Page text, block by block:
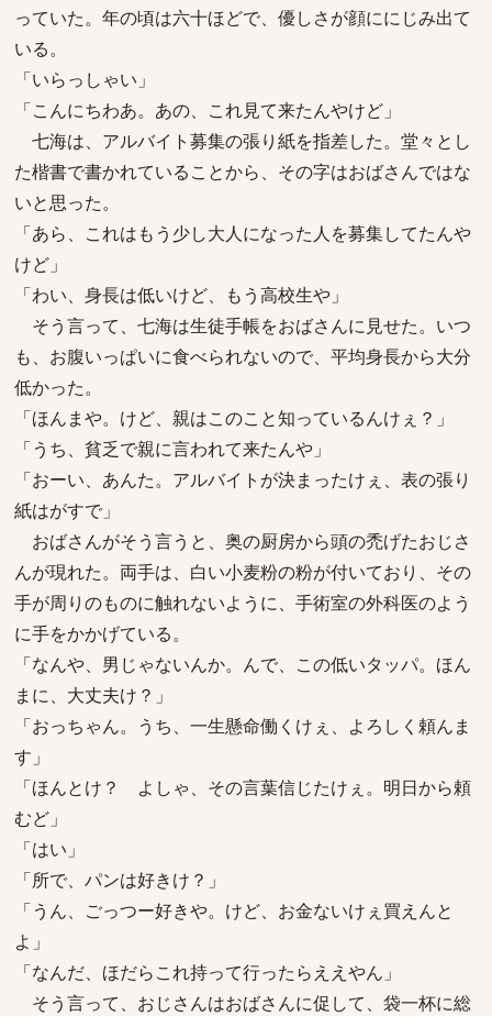
っていた。年の頃は六十ほどで、優しさが顔ににじみ出て
いる。
「いらっしゃい」
「こんにちわあ。あの、これ見て来たんやけど」
七海は、アルバイト募集の張り紙を指差した。堂々とし
た楷書で書かれていることから、その字はおばさんではな
いと思った。
「あら、これはもう少し大人になった人を募集してたんや
けど」
「わい、身長は低いけど、もう高校生や」
そう言って、七海は生徒手帳をおばさんに見せた。いつ
も、お腹いっぱいに食べられないので、平均身長から大分
低かった。
「ほんまや。けど、親はこのこと知っているんけぇ？」
「うち、貧乏で親に言われて来たんや」
「おーい、あんた。アルバイトが決まったけぇ、表の張り
紙はがすで」
おばさんがそう言うと、奥の厨房から頭の禿げたおじさ
んが現れた。両手は、白い小麦粉の粉が付いており、その
手が周りのものに触れないように、手術室の外科医のよう
に手をかかげている。
「なんや、男じゃないんか。んで、この低いタッパ。ほん
まに、大丈夫け？」
「おっちゃん。うち、一生懸命働くけぇ、よろしく頼んま
す」
「ほんとけ？ よしゃ、その言葉信じたけぇ。明日から頼
むど」
「はい」
「所で、パンは好きけ？」
「うん、ごっつー好きや。けど、お金ないけぇ買えんと
よ」
「なんだ、ほだらこれ持って行ったらええやん」
そう言って、おじさんはおばさんに促して、袋一杯に総